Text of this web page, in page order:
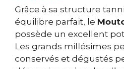
Grâce à sa structure
équilibre parfait, le
possède un excellent
Les grands millésimes
conservés et dégustés